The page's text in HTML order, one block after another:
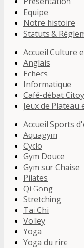
Equipe
Notre histoire
Statuts &
Accueil Culture
Anglais
Echecs
Informatique
Café-débat
Jeux de Plateau
Accueil Sports
Aquagym
Cyclo
Gym Douce
Gym sur Chaise
Pilates
Qi Gong
Stretching
Tai Chi
Volley
Yoga
Yoga du rire